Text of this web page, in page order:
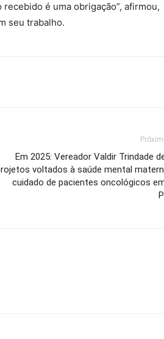
é uma obrigação”, afirmou,
seu trabalho.
Em 2025: Vereador Valdir Trindade
voltados à saúde mental
cuidado de pacientes oncológicos